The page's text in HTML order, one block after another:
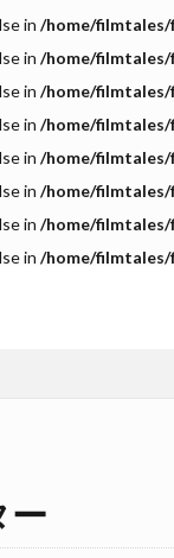
in /home/
in /home/
in /home/
in /home/
in /home/
in /home/
in /home/
in /home/
ー